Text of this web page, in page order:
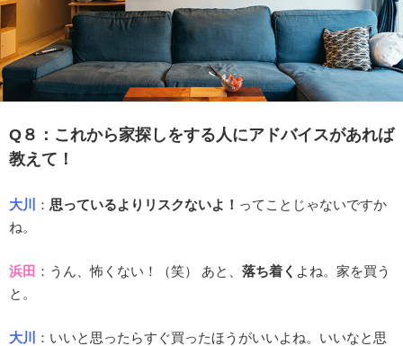
Q８：これから家探しをする人にアドバイスがあれば
教えて！
大川 ： 思っているよりリスクないよ！ ってことじゃないですか
ね。
浜田 ：うん、怖くない！（笑） あと、 落ち着く よね。家を買う
と。
大川
：いいと思ったらすぐ買ったほうがいいよね。いいなと思